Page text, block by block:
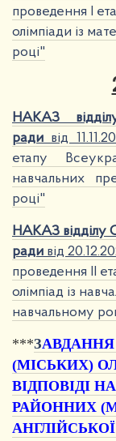
проведення І
олімпіади із
році"
НАКАЗ
ради від
етапу
навчальних
році"
НАКАЗ відділу
ради від
проведення ІІ
олімпіад із
навчальному
***ЗАВДАННЯ
(МІСЬКИХ)
ВІДПОВІДІ
РАЙОННИХ